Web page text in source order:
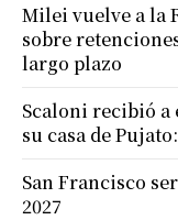
Milei vuelve a la
sobre
largo plazo
Scaloni recibió a
su casa de
San Francisco
2027